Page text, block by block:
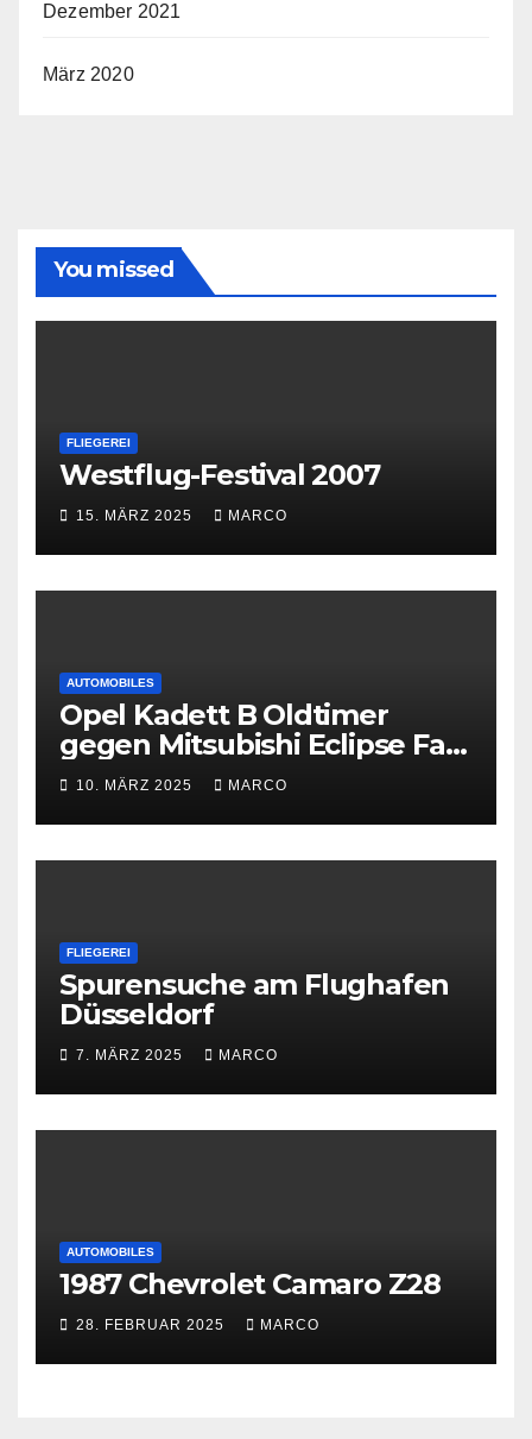
Dezember 2021
März 2020
You missed
FLIEGEREI
Westflug-Festival 2007
15. MÄRZ 2025 MARCO
AUTOMOBILES
Opel Kadett B Oldtimer
gegen Mitsubishi Eclipse Fast
and Furious
10. MÄRZ 2025 MARCO
FLIEGEREI
Spurensuche am Flughafen
Düsseldorf
7. MÄRZ 2025 MARCO
AUTOMOBILES
1987 Chevrolet Camaro Z28
28. FEBRUAR 2025 MARCO